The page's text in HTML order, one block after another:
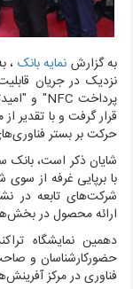
به گزارشنمایه بانک،
نزدیک در جریان
پرداخت ‌‌NFC
" ‌و
قرار گرفت و با تقدیر
حرکت بر بستر
شایان ذکر است، بانک
با برپایی غرفه از
شرکت‌های تابعه در
ارائه محصول در
دهمین نمایشگاه
حضور‌کارشناسان و
فناوری در مرکز